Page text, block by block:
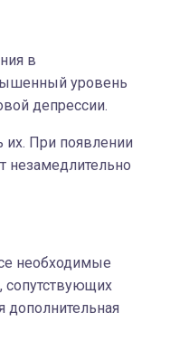
в
уровень
депрессии.
их. При появлении
незамедлительно
необходимые
сопутствующих